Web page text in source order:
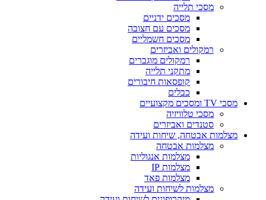
מסכי תלייה
מסכים ידניים
מסכים עם חצובה
מסכים חשמליים
רמקולים ואביזרים
רמקולים מוגברים
מתקני תלייה
קופסאות חיבורים
כבלים
מסכי TV ומסכים מקצועיים
מסכי טלוויזיה
סטנדים ואביזרים
מצלמות אבטחה, שיחות ועידה
מצלמות אבטחה
מצלמות אנגוליות
מצלמות IP
מצלמות פאד
מצלמות לשיחות ועידה